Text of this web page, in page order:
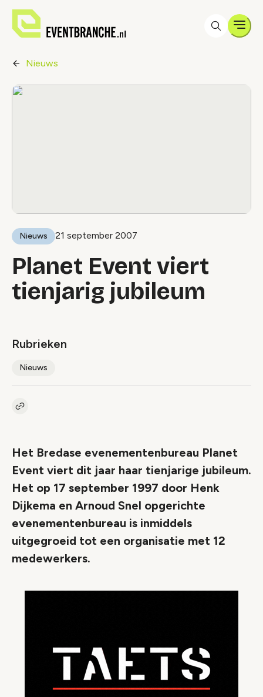
Nieuws
Nieuws 21 september 2007
Planet Event viert
tienjarig jubileum
Rubrieken
Nieuws
Kopieer link naar artikel
Het Bredase evenementenbureau Planet
Event viert dit jaar haar tienjarige jubileum.
Het op 17 september 1997 door Henk
Dijkema en Arnoud Snel opgerichte
evenementenbureau is inmiddels
uitgegroeid tot een organisatie met 12
medewerkers.